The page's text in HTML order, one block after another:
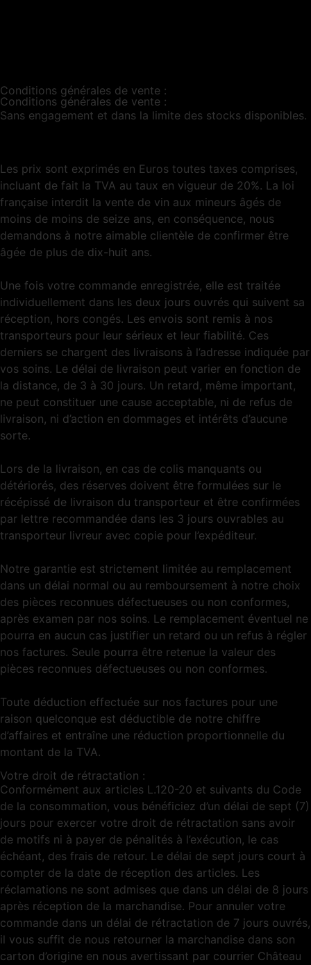
Conditions générales de vente :
Conditions générales de vente :
Sans engagement et dans la limite des stocks disponibles.
Les prix sont exprimés en Euros toutes taxes comprises,
incluant de fait la TVA au taux en vigueur de 20%. La loi
française interdit la vente de vin aux mineurs âgés de
moins de moins de seize ans, en conséquence, nous
demandons à notre aimable clientèle de confirmer être
âgée de plus de dix-huit ans.
Une fois votre commande enregistrée, elle est traitée
individuellement dans les deux jours ouvrés qui suivent sa
réception, hors congés. Les envois sont remis à nos
transporteurs pour leur sérieux et leur fiabilité. Ces
derniers se chargent des livraisons à l’adresse indiquée par
vos soins. Le délai de livraison peut varier en fonction de
la distance, de 3 à 30 jours. Un retard, même important,
ne peut constituer une cause acceptable, ni de refus de
livraison, ni d’action en dommages et intérêts d’aucune
sorte.
Lors de la livraison, en cas de colis manquants ou
détériorés, des réserves doivent être formulées sur le
récépissé de livraison du transporteur et être confirmées
par lettre recommandée dans les 3 jours ouvrables au
transporteur livreur avec copie pour l’expéditeur.
Notre garantie est strictement limitée au remplacement
dans un délai normal ou au remboursement à notre choix
des pièces reconnues défectueuses ou non conformes,
après examen par nos soins. Le remplacement éventuel ne
pourra en aucun cas justifier un retard ou un refus à régler
nos factures. Seule pourra être retenue la valeur des
pièces reconnues défectueuses ou non conformes.
Toute déduction effectuée sur nos factures pour une
raison quelconque est déductible de notre chiffre
d’affaires et entraîne une réduction proportionnelle du
montant de la TVA.
Votre droit de rétractation :
Conformément aux articles L.120-20 et suivants du Code
de la consommation, vous bénéficiez d’un délai de sept (7)
jours pour exercer votre droit de rétractation sans avoir
de motifs ni à payer de pénalités à l’exécution, le cas
échéant, des frais de retour. Le délai de sept jours court à
compter de la date de réception des articles. Les
réclamations ne sont admises que dans un délai de 8 jours
après réception de la marchandise. Pour annuler votre
commande dans un délai de rétractation de 7 jours ouvrés,
il vous suffit de nous retourner la marchandise dans son
carton d’origine en nous avertissant par courrier Château